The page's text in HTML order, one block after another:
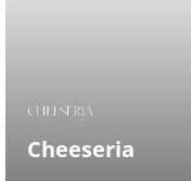
Cheeseria